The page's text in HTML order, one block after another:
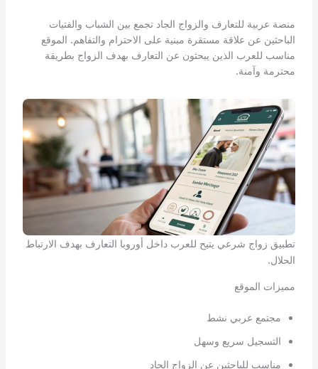
منصة عربية للتعارف والزواج الجاد تجمع بين الشباب والفتيات
الباحثين عن علاقة مستقرة مبنية على الاحترام والتفاهم. الموقع
مناسب للعرب الذين يبحثون عن التعارف بهدف الزواج بطريقة
محترمة وآمنة.
تطبيق زواج شرعي يتيح للعرب داخل أوروبا التعارف بهدف الارتباط
الحلال.
مميزات الموقع
مجتمع عربي نشط
التسجيل سريع وسهل
مناسب للباحثين عن الزواج الجاد